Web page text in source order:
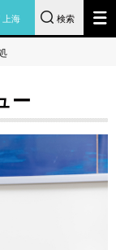
上海 検索
ー